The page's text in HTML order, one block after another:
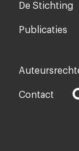
Voet
midden
De Stichting
Publicaties
Voet
rechts
Contact